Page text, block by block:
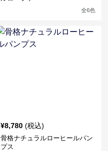
全6色
¥8,780 (税込)
骨格ナチュラルローヒールパン
プス